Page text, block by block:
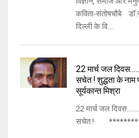
कविता-संतोषचौबे
दिल्ली के वि...
22 मार्च जल
सचेत ! शुद्धता के नाम
सूर्यकान्त मिश्रा
22 मार्च जल
सचेत !